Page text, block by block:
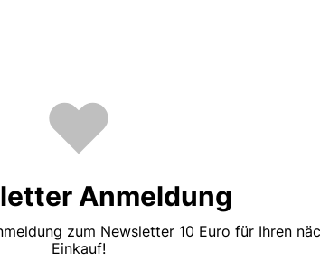
Anmeldung
zum Newsletter 10 Euro für Ihren
Einkauf!